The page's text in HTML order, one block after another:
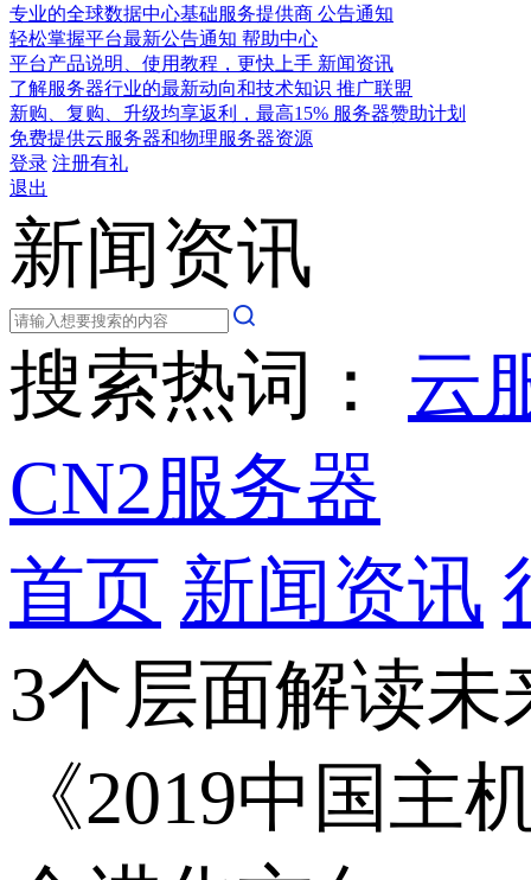
专业的全球数据中心基础服务提供商 公告通知
轻松掌握平台最新公告通知 帮助中心
平台产品说明、使用教程，更快上手 新闻资讯
了解服务器行业的最新动向和技术知识 推广联盟
新购、复购、升级均享返利，最高15% 服务器赞助计划
免费提供云服务器和物理服务器资源
登录 注册有礼
退出
新闻资讯
搜索热词： 云
CN2服务器
首页 新闻资讯
3个层面解读
《2019中国